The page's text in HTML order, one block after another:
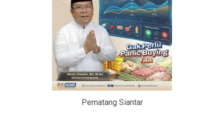
Pematang Siantar